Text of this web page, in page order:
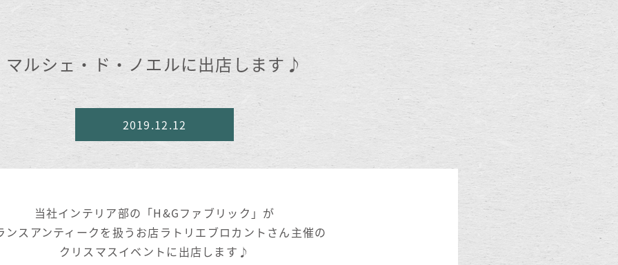
マルシェ・ド・ノエルに出店します♪
2019.12.12
当社インテリア部の「H&Gファブリック」が
ンスアンティークを扱うお店ラトリエブロカントさん主催の
クリスマスイベントに出店します♪